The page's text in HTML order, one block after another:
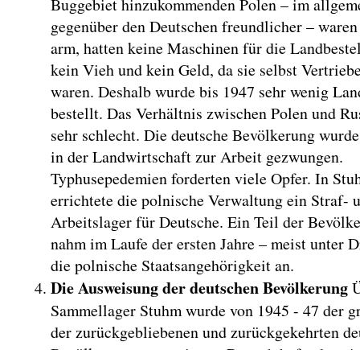
gegenüber den Deutschen freundlicher –
arm, hatten keine Maschinen für die
kein Vieh und kein Geld, da sie selbst
waren. Deshalb wurde bis 1947 sehr wenig
bestellt. Das Verhältnis zwischen Polen und
sehr schlecht. Die deutsche Bevölkerung
in der Landwirtschaft zur Arbeit gezwungen.
Typhusepedemien forderten viele Opfer. In
errichtete die polnische Verwaltung ein Straf-
Arbeitslager für Deutsche. Ein Teil der
nahm im Laufe der ersten Jahre – meist unter
die polnische Staatsangehörigkeit an.
Die Ausweisung der deutschen Bevölkerung
Sammellager Stuhm wurde von 1945 - 47 der
der zurückgebliebenen und zurückgekehrten